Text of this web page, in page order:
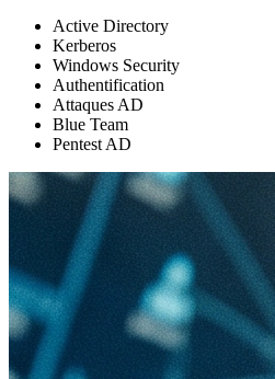
Active Directory
Kerberos
Windows Security
Authentification
Attaques AD
Blue Team
Pentest AD